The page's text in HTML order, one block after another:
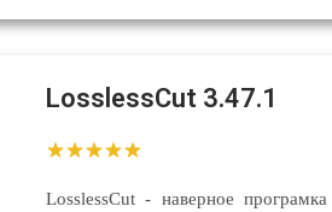
LosslessCut 3.47.1
LosslessCut - наверное